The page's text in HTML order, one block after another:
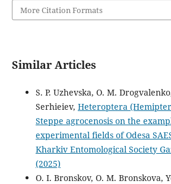
More Citation Formats
Similar Articles
S. P. Uzhevska, O. M.
Serhieiev, Heteroptera
Steppe agrocenosis on the
experimental fields of Odesa
Kharkiv Entomological Society
(2025)
O. I. Bronskov, O. M. Bronskova,